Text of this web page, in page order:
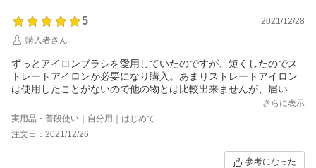
5
2021/12/28
購入者さん
ずっとアイロンブラシを愛用していたのですが、短くしたのでス
トレートアイロンが必要になり購入。あまりストレートアイロン
は使用したことがないので他の物とは比較出来ませんが、届いて
すぐに試してみたら不器用な私でも簡単に真っ直ぐにする事が出
来ました。ボタン操作の方も愛用していたアイロンブラシと同じ
ような感じだったので特に違和感もなく使いやすかったです。前
髪もすり落ちる事も無く挟めました。まだ試しただけなので、今
後マイナスイオン効果など実感出来るか楽しみです。大切に使わ
さらに表示
実用品・普段使い｜自分用｜はじめて
注文日：2021/12/26
参考になった